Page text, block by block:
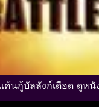
ค้นกู้บัลลังก์เดือด ดูห